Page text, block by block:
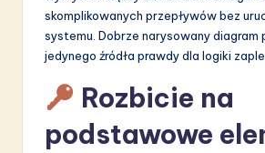
skomplikowanych przepływów bez
systemu. Dobrze narysowany diagram
jedynego źródła prawdy dla logiki
Rozbicie na
podstawowe